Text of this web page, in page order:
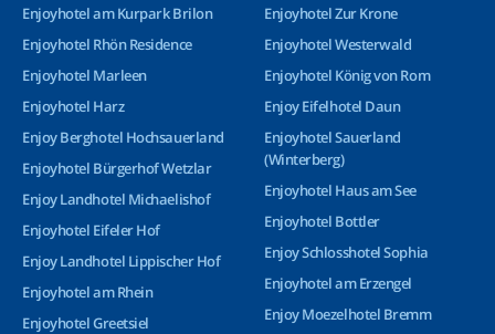
Enjoyhotel am Kurpark Brilon
Enjoyhotel Rhön Residence
Enjoyhotel Marleen
Enjoyhotel Harz
Enjoy Berghotel Hochsauerland
Enjoyhotel Bürgerhof Wetzlar
Enjoy Landhotel Michaelishof
Enjoyhotel Eifeler Hof
Enjoy Landhotel Lippischer Hof
Enjoyhotel am Rhein
Enjoyhotel Greetsiel
Enjoyhotel Zur Krone
Enjoyhotel Westerwald
Enjoyhotel König von Rom
Enjoy Eifelhotel Daun
Enjoyhotel Sauerland
(Winterberg)
Enjoyhotel Haus am See
Enjoyhotel Bottler
Enjoy Schlosshotel Sophia
Enjoyhotel am Erzengel
Enjoy Moezelhotel Bremm